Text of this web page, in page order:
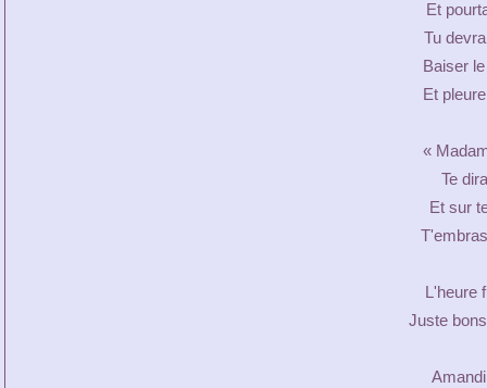
Et
Tu
Baiser
Et
«
Te
Et sur
L'heure
Juste